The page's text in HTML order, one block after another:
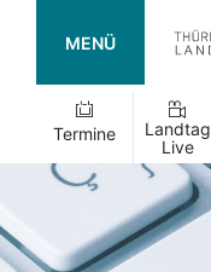
MENÜ
Termine
Landtag
Live